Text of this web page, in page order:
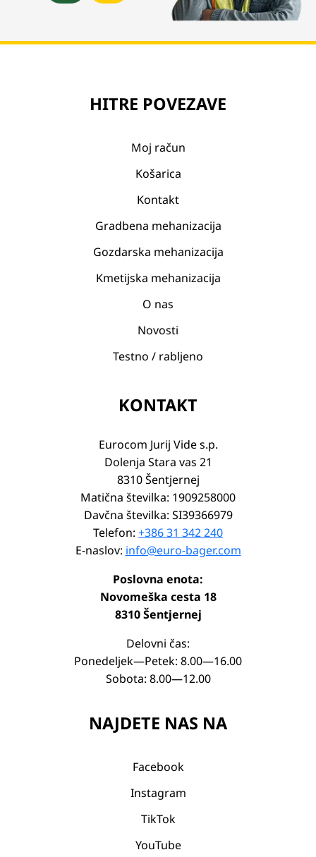
HITRE POVEZAVE
Moj račun
Košarica
Kontakt
Gradbena mehanizacija
Gozdarska mehanizacija
Kmetijska mehanizacija
O nas
Novosti
Testno / rabljeno
KONTAKT
Eurocom Jurij Vide s.p.
Dolenja Stara vas 21
8310 Šentjernej
Matična številka: 1909258000
Davčna številka: SI39366979
Telefon: +386 31 342 240
E-naslov: info@euro-bager.com
Poslovna enota:
Novomeška cesta 18
8310 Šentjernej
Delovni čas:
Ponedeljek—Petek: 8.00—16.00
Sobota: 8.00—12.00
NAJDETE NAS NA
Facebook
Instagram
TikTok
YouTube